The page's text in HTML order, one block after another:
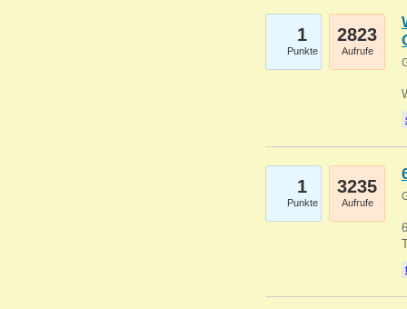
1
Punkte
2823
Aufrufe
1
Punkte
3235
Aufrufe